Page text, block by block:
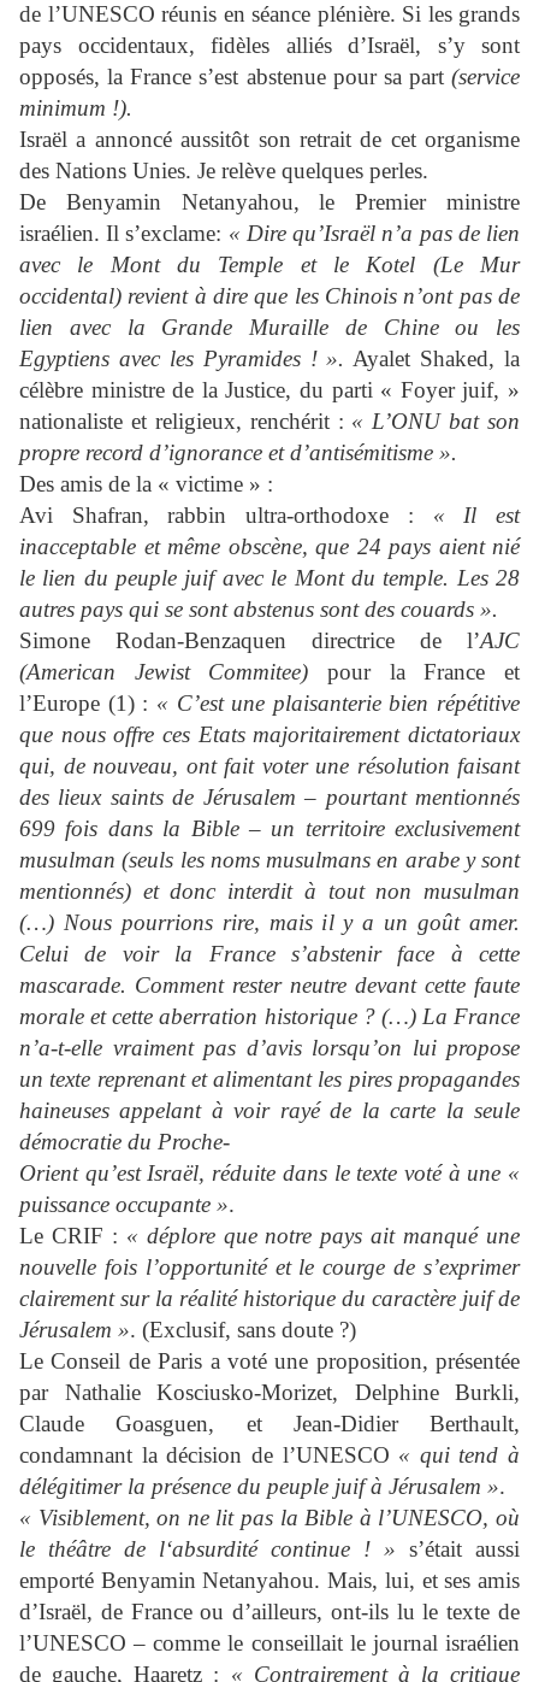
de l’UNESCO réunis en séance plénière. Si les grands
pays occidentaux, fidèles alliés d’Israël, s’y sont
opposés, la France s’est abstenue pour sa part (service
minimum !).
Israël a annoncé aussitôt son retrait de cet organisme
des Nations Unies. Je relève quelques perles.
De Benyamin Netanyahou, le Premier ministre
israélien. Il s’exclame: « Dire qu’Israël n’a pas de lien
avec le Mont du Temple et le Kotel
(Le Mur
occidental) revient à dire que les Chinois n’ont pas de
lien avec
la Grande Muraille de Chine ou les
Egyptiens avec les Pyramides ! ». Ayalet Shaked, la
célèbre ministre de la Justice, du parti « Foyer juif, »
nationaliste et religieux, renchérit : « L’ONU bat son
propre record d’ignorance et d’antisémitisme ».
Des amis de la « victime » :
Avi Shafran, rabbin ultra-orthodoxe : « Il est
inacceptable et même obscène, que 24 pays aient nié
le lien du peuple juif avec le Mont du temple. Les 28
autres pays qui se sont abstenus sont des couards ».
Simone Rodan-Benzaquen directrice de l’AJC
(American Jewist Commitee) pour la France et
l’Europe (1) : « C’est une plaisanterie bien répétitive
que nous offre ces Etats majoritairement dictatoriaux
qui, de nouveau, ont fait voter une résolution faisant
des lieux saints de Jérusalem – pourtant mentionnés
699 fois dans la Bible – un territoire exclusivement
musulman (seuls les noms musulmans en arabe y sont
mentionnés) et donc interdit à tout non musulman
(…) Nous pourrions rire, mais il y a un goût amer.
Celui de voir la France s’abstenir face à cette
mascarade. Comment rester neutre devant cette faute
morale et cette aberration historique ? (…) La France
n’a-t-elle vraiment pas d’avis lorsqu’on lui propose
un texte reprenant et alimentant les pires propagandes
haineuses appelant à voir rayé de la carte la seule
démocratie du Proche-
Orient qu’est Israël, réduite dans le texte voté à une «
puissance occupante ».
Le CRIF : « déplore que notre pays ait manqué une
nouvelle fois l’opportunité et le courge de s’exprimer
clairement sur la réalité historique du caractère juif de
Jérusalem ». (Exclusif, sans doute ?)
Le Conseil de Paris a voté une proposition, présentée
par Nathalie Kosciusko-Morizet, Delphine Burkli,
Claude Goasguen, et Jean-Didier Berthault,
condamnant la décision de l’UNESCO « qui tend à
délégitimer la présence du peuple juif à Jérusalem ».
« Visiblement, on ne lit pas la Bible à l’UNESCO, où
le théâtre de l‘absurdité continue ! » s’était aussi
emporté Benyamin Netanyahou. Mais, lui, et ses amis
d’Israël, de France ou d’ailleurs, ont-ils lu le texte de
l’UNESCO – comme le conseillait le journal israélien
de gauche, Haaretz : « Contrairement à la critique